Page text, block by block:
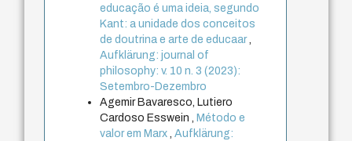
educação é uma ideia, segundo
Kant: a unidade dos conceitos
de doutrina e arte de educaar,
Aufklärung: journal of
philosophy: v. 10 n. 3 (2023):
Setembro-Dezembro
Agemir Bavaresco, Lutiero
Cardoso Esswein , Método e
valor em Marx,Aufklärung: